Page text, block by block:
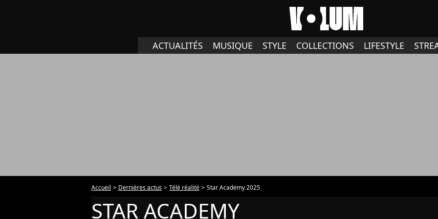
ACTUALITÉS MUSIQUE STYLE COLLECTIONS LIFESTYLE
Accueil Dernières actus Télé réalité Star Academy 2025
STAR ACADEMY